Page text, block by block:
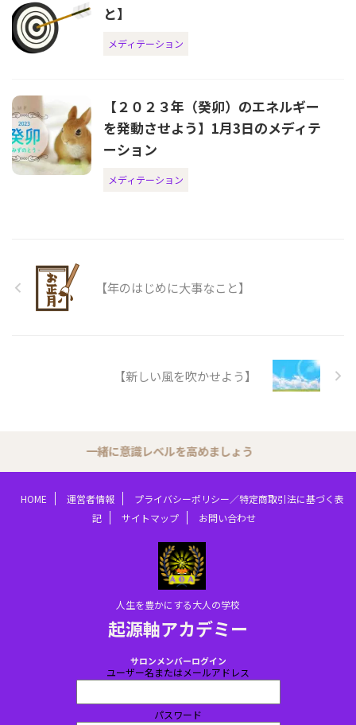
と】
メディテーション
【２０２３年（癸卯）のエネルギー
を発動させよう】1月3日のメディテ
ーション
メディテーション
【年のはじめに大事なこと】
【新しい風を吹かせよう】
一緒に意識レベルを高めましょう
HOME 運営者情報
プライバシーポリシー／特定商取引法に基づく表
記
サイトマップ お問い合わせ
人生を豊かにする大人の学校
起源軸アカデミー
サロンメンバーログイン
ユーザー名またはメールアドレス
パスワード